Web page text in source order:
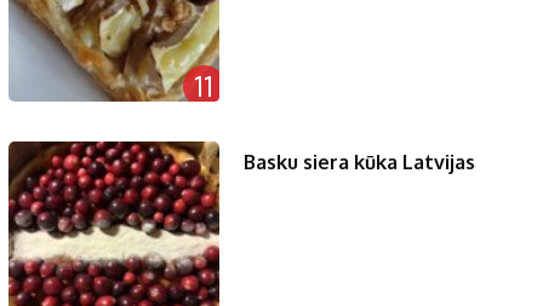
11
Basku siera kūka Latvijas